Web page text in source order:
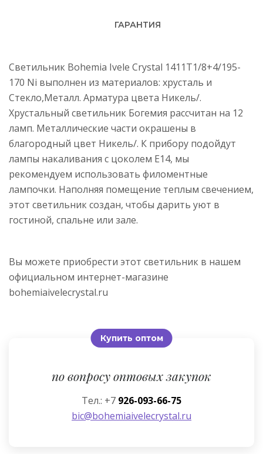
ГАРАНТИЯ
Светильник Bohemia Ivele Crystal 1411T1/8+4/195-
170 Ni выполнен из материалов: хрусталь и
Стекло,Металл. Арматура цвета Никель/.
Хрустальный светильник Богемия рассчитан на 12
ламп. Металлические части окрашены в
благородный цвет Никель/. К прибору подойдут
лампы накаливания с цоколем E14, мы
рекомендуем использовать филоментные
лампочки. Наполняя помещение теплым свечением,
этот светильник создан, чтобы дарить уют в
гостиной, спальне или зале.
Вы можете приобрести этот светильник в нашем
официальном интернет-магазине
bohemiaivelecrystal.ru
Купить оптом
по вопросу оптовых закупок
Тел.: +7 926-093-66-75
bic@bohemiaivelecrystal.ru